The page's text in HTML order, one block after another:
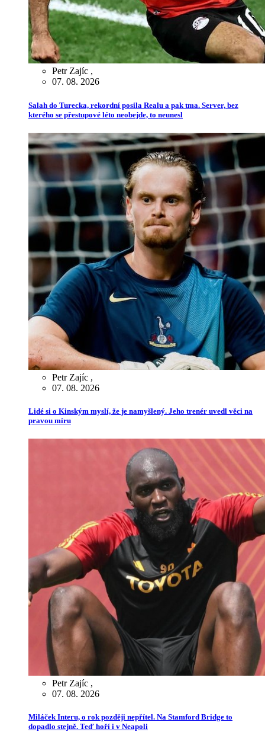
Petr Zajíc ,
07. 08. 2026
Salah do Turecka, rekordní posila Realu a pak tma. Server, bez
kterého se přestupové léto neobejde, to neunesl
Petr Zajíc ,
07. 08. 2026
Lidé si o Kinským myslí, že je namyšlený. Jeho trenér uvedl věci na
pravou míru
Petr Zajíc ,
07. 08. 2026
Miláček Interu, o rok později nepřítel. Na Stamford Bridge to
dopadlo stejně. Teď hoří i v Neapoli